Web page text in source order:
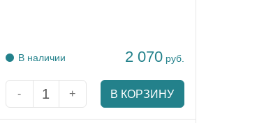
В наличии 2 070руб.
- + В КОРЗИНУ